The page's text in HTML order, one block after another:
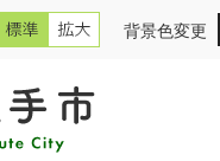
背景色変更